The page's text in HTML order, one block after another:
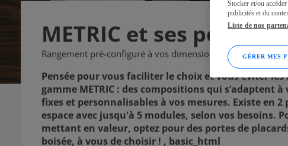
METRIC et ses portes
Rangement pré-configuré à vos dimensions , basic_html
Pensée pour vous faciliter le choix et vous éviter
gamme METRIC : des compositions qui s’adaptent
fixes et personnalisables à vos mesures. Existe en
espace avec jusqu'à 5 modules, selon vos besoins.
mettant en valeur, optez pour des portes de
boisée, à vous de choisir ! , basic_html
Stocker et/ou
publicités et du
Liste de nos
GÉRER MES